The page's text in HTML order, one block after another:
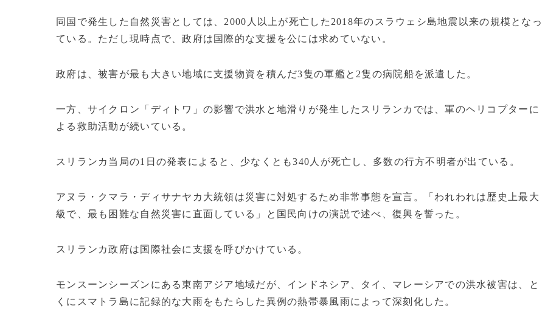
同国で発生した自然災害としては、2000人以上が死亡した2018年のスラウェシ島地震以来の規模となっ
ている。ただし現時点で、政府は国際的な支援を公には求めていない。
政府は、被害が最も大きい地域に支援物資を積んだ3隻の軍艦と2隻の病院船を派遣した。
一方、サイクロン「ディトワ」の影響で洪水と地滑りが発生したスリランカでは、軍のヘリコプターに
よる救助活動が続いている。
スリランカ当局の1日の発表によると、少なくとも340人が死亡し、多数の行方不明者が出ている。
アヌラ・クマラ・ディサナヤカ大統領は災害に対処するため非常事態を宣言。「われわれは歴史上最大
級で、最も困難な自然災害に直面している」と国民向けの演説で述べ、復興を誓った。
スリランカ政府は国際社会に支援を呼びかけている。
モンスーンシーズンにある東南アジア地域だが、インドネシア、タイ、マレーシアでの洪水被害は、と
くにスマトラ島に記録的な大雨をもたらした異例の熱帯暴風雨によって深刻化した。